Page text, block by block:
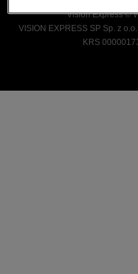
Vision Express ©
VISION EXPRESS SP Sp. z
KRS